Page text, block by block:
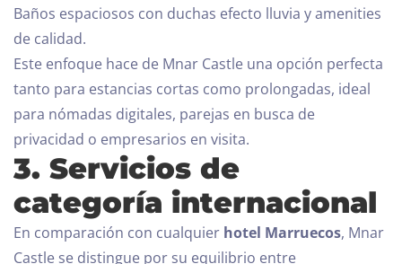
Baños espaciosos con duchas efecto lluvia y amenities
de calidad.
Este enfoque hace de Mnar Castle una opción perfecta
tanto para estancias cortas como prolongadas, ideal
para nómadas digitales, parejas en busca de
privacidad o empresarios en visita.
3. Servicios de
categoría internacional
En comparación con cualquier hotel Marruecos, Mnar
Castle se distingue por su equilibrio entre